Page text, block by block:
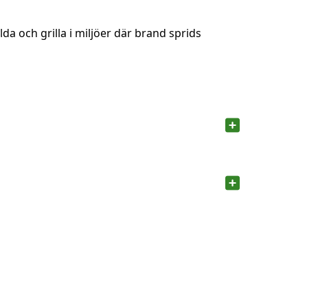
och grilla i miljöer där brand sprids